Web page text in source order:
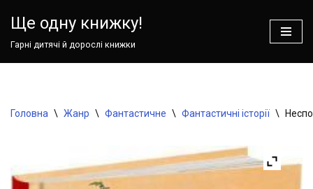
Ще одну книжку!
Гарні дитячі й дорослі книжки
Головна \ Жанр \ Фантастичне \ Фантастичні історії \